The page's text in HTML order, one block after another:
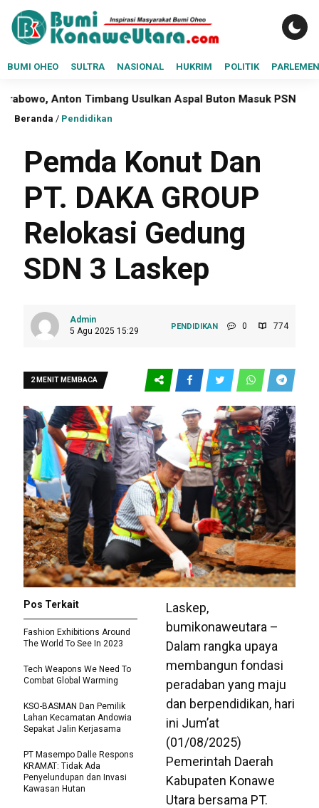
BUMI OHEO SULTRA NASIONAL HUKRIM POLITIK PARLEMEN
Timbang Usulkan Aspal Buton Masuk PSN Ditlantas
Beranda / Pendidikan
Pemda Konut Dan
PT. DAKA GROUP
Relokasi Gedung
SDN 3 Laskep
Admin
5 Agu 2025 15:29
PENDIDIKAN 0 774
2 MENIT MEMBACA
Laskep,
bumikonaweutara –
Dalam rangka upaya
membangun fondasi
peradaban yang maju
dan berpendidikan, hari
ini Jum’at
(01/08/2025)
Pemerintah Daerah
Kabupaten Konawe
Utara bersama PT.
Pos Terkait
Fashion Exhibitions Around
The World To See In 2023
Tech Weapons We Need To
Combat Global Warming
KSO-BASMAN Dan Pemilik
Lahan Kecamatan Andowia
Sepakat Jalin Kerjasama
PT Masempo Dalle Respons
KRAMAT: Tidak Ada
Penyelundupan dan Invasi
Kawasan Hutan